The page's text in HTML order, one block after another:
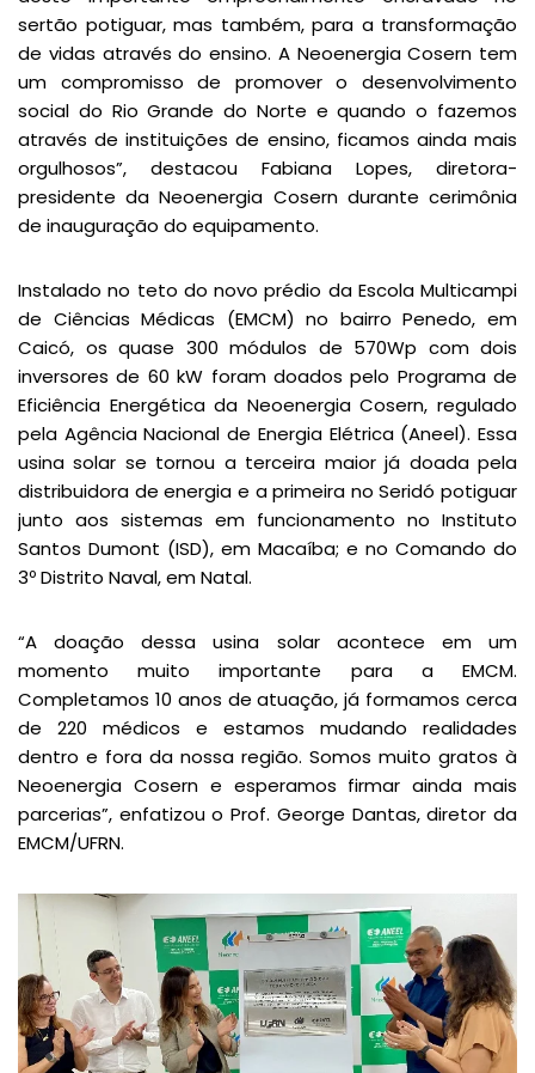
sertão potiguar, mas também, para a transformação
de vidas através do ensino. A Neoenergia Cosern tem
um compromisso de promover o desenvolvimento
social do Rio Grande do Norte e quando o fazemos
através de instituições de ensino, ficamos ainda mais
orgulhosos”, destacou Fabiana Lopes, diretora-
presidente da Neoenergia Cosern durante cerimônia
de inauguração do equipamento.
Instalado no teto do novo prédio da Escola Multicampi
de Ciências Médicas (EMCM) no bairro Penedo, em
Caicó, os quase 300 módulos de 570Wp com dois
inversores de 60 kW foram doados pelo Programa de
Eficiência Energética da Neoenergia Cosern, regulado
pela Agência Nacional de Energia Elétrica (Aneel). Essa
usina solar se tornou a terceira maior já doada pela
distribuidora de energia e a primeira no Seridó potiguar
junto aos sistemas em funcionamento no Instituto
Santos Dumont (ISD), em Macaíba; e no Comando do
3º Distrito Naval, em Natal.
“A doação dessa usina solar acontece em um
momento muito importante para a EMCM.
Completamos 10 anos de atuação, já formamos cerca
de 220 médicos e estamos mudando realidades
dentro e fora da nossa região. Somos muito gratos à
Neoenergia Cosern e esperamos firmar ainda mais
parcerias”, enfatizou o Prof. George Dantas, diretor da
EMCM/UFRN.